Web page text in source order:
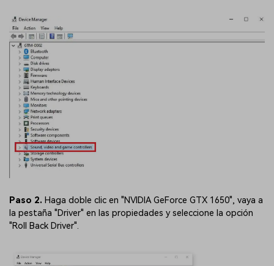
Paso 2. Haga doble clic en "NVIDIA GeForce GTX 1650", vaya a
la pestaña "Driver" en las propiedades y seleccione la opción
"Roll Back Driver".